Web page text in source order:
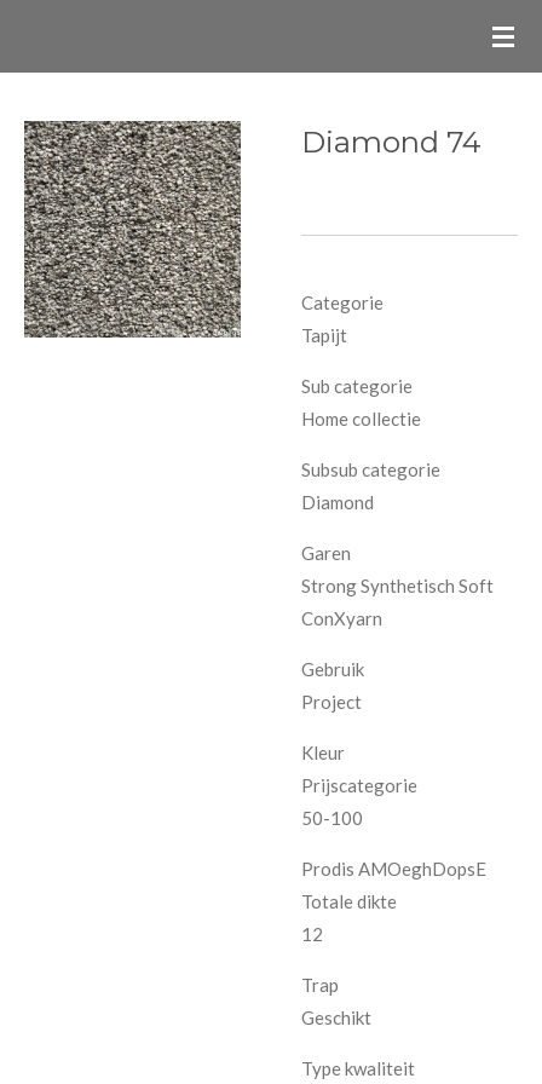
de
hoofdinhoud
Diamond 74
Categorie
Tapijt
Sub categorie
Home collectie
Subsub categorie
Diamond
Garen
Strong Synthetisch Soft
ConXyarn
Gebruik
Project
Kleur
Prijscategorie
50-100
Prodis AMOeghDopsE
Totale dikte
12
Trap
Geschikt
Type kwaliteit